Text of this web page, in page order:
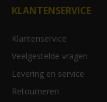
KLANTENSERVICE
Klantenservice
Veelgestelde vragen
Levering en service
Retourneren